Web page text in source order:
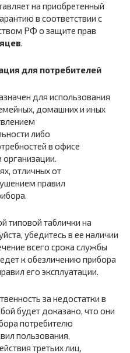
на приобретенный
в соответствии с
РФ о защите прав
.
для потребителей
для использования
домашних и иных
либо
в офисе
отличных от
правил
типовой таблички на
убедитесь в ее наличии
всего срока службы
к обезличению прибора
его эксплуатации.
за недостатки в
будет доказано, что они
потребителю
пользования,
третьих лиц,